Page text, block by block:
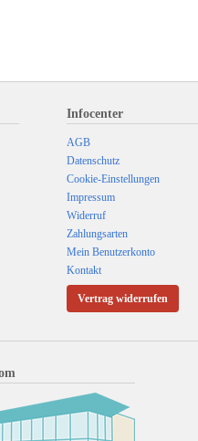
Infocenter
AGB
Datenschutz
Cookie-Einstellungen
Impressum
Widerruf
Zahlungsarten
Mein Benutzerkonto
Kontakt
Vertrag widerrufen